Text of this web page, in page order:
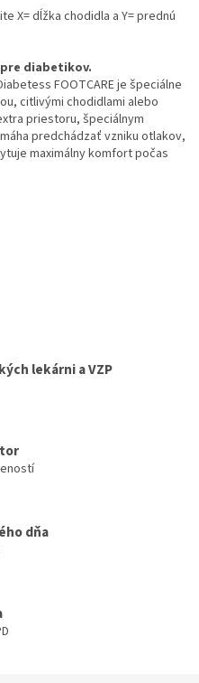
X= dĺžka chodidla a Y= prednú
diabetikov.
FOOTCARE je špeciálne
citlivými chodidlami alebo
priestoru, špeciálnym
predchádzať vzniku otlakov,
maximálny komfort počas
lekárni a VZP
dňa